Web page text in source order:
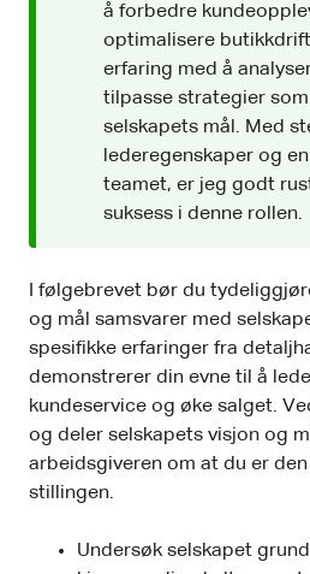
å forbedre
optimalisere
erfaring med å
tilpasse strategier
selskapets mål. Med
lederegenskaper og
teamet, er jeg godt
suksess i denne rollen.
I følgebrevet bør du
og mål samsvarer med
spesifikke erfaringer fra
demonstrerer din evne til å
kundeservice og øke salget.
og deler selskapets visjon og
arbeidsgiveren om at du er
stillingen.
Undersøk selskapet